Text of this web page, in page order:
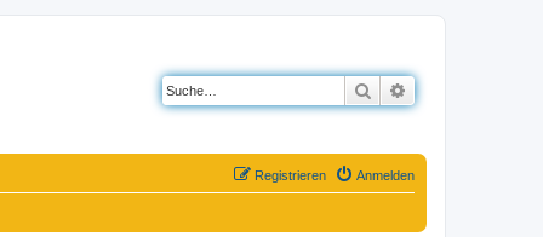
Suche
Anmelden
Registrieren